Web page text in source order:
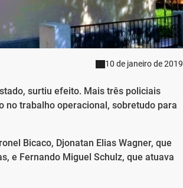
10 de janeiro de 2019
surtiu efeito. Mais três policiais
no trabalho operacional, sobretudo para
Bicaco, Djonatan Elias Wagner, que
e Fernando Miguel Schulz, que atuava